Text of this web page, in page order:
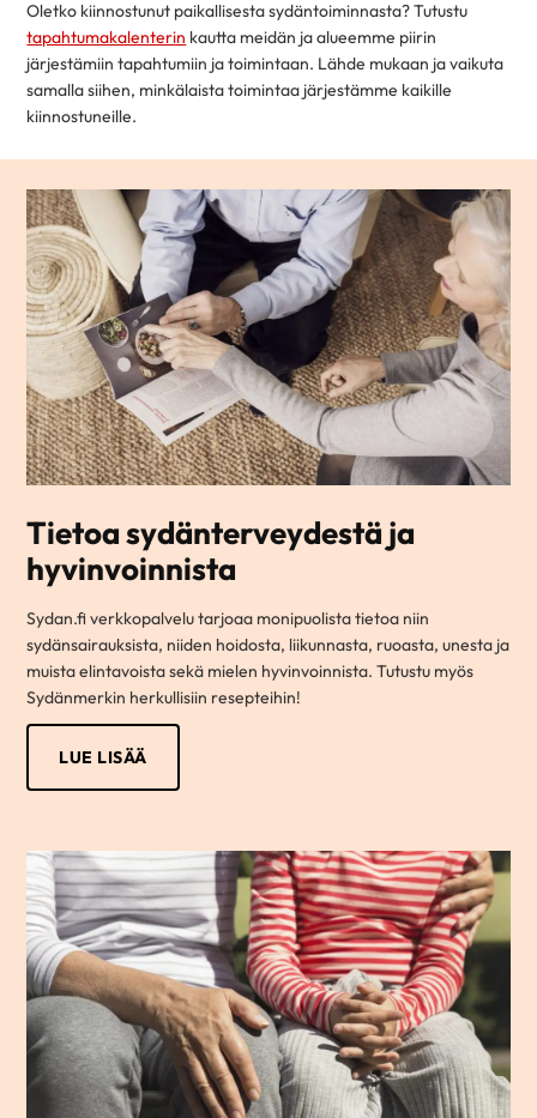
Oletko kiinnostunut paikallisesta sydäntoiminnasta? Tutustu
tapahtumakalenterin kautta meidän ja alueemme piirin
järjestämiin tapahtumiin ja toimintaan. Lähde mukaan ja vaikuta
samalla siihen, minkälaista toimintaa järjestämme kaikille
kiinnostuneille.
Tietoa sydänterveydestä ja
hyvinvoinnista
Sydan.fi verkkopalvelu tarjoaa monipuolista tietoa niin
sydänsairauksista, niiden hoidosta, liikunnasta, ruoasta, unesta ja
muista elintavoista sekä mielen hyvinvoinnista. Tutustu myös
Sydänmerkin herkullisiin resepteihin!
LUE LISÄÄ